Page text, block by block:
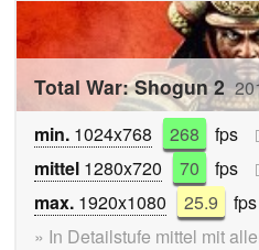
Total War: Shogun 2
min. 1024x768 268 fps
mittel 1280x720 70 fps
max. 1920x1080 25.9
» In Detailstufe mittel mit